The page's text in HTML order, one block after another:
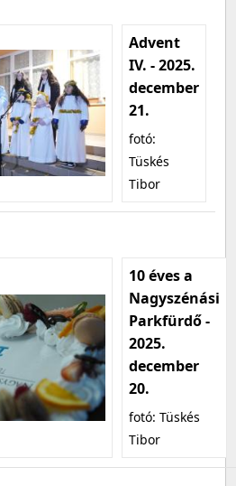
Advent
IV. - 2025.
december
21.
fotó:
Tüskés
Tibor
10 éves a
Nagyszénási
Parkfürdő -
2025.
december
20.
fotó: Tüskés
Tibor